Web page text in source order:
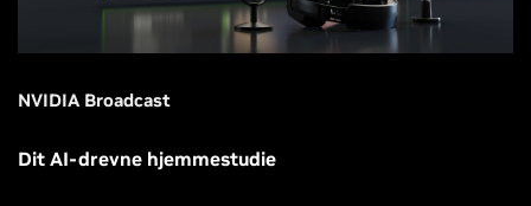
NVIDIA Broadcast
Dit AI-drevne hjemmestudie